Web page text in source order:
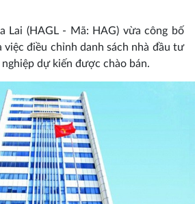
Lai (HAGL - Mã: HAG) vừa công bố
việc điều chỉnh danh sách nhà đầu tư
dự kiến được chào bán.